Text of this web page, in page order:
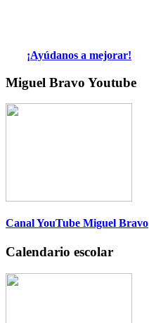
¡Ayúdanos a mejorar!
Miguel Bravo Youtube
Canal YouTube Miguel Bravo
Calendario escolar